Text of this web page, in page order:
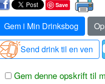
Save
Gem i Min Drinksbog
Send drink til en ven
Gem denne opskrift til